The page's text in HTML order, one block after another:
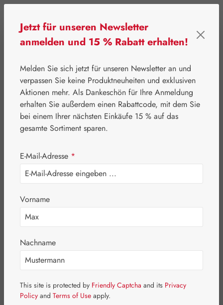
⌂ Aktionen Newsletter-Angebote
Jetlag-Hecht 1,5 mg
Kapseln
Bildergalerie überspringen
Jetzt für unseren Newsletter
anmelden und 15 % Rabatt erhalten!
Melden Sie sich jetzt für unseren Newsletter an und
verpassen Sie keine Produktneuheiten und exklusiven
Aktionen mehr. Als Dankeschön für Ihre Anmeldung
erhalten Sie außerdem einen Rabattcode, mit dem Sie
bei einem Ihrer nächsten Einkäufe 15 % auf das
gesamte Sortiment sparen.
E-Mail-Adresse *
Vorname
Nachname
This site is protected by Friendly Captcha and its Privacy
Policy and Terms of Use apply.